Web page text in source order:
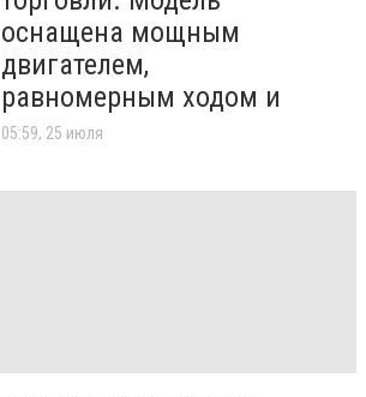
оснащена мощным
двигателем,
равномерным ходом и
05:59, 25 июля